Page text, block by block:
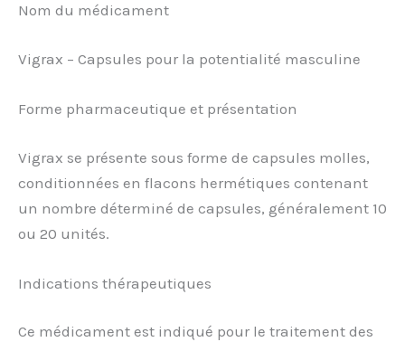
Nom du médicament
Vigrax – Capsules pour la potentialité masculine
Forme pharmaceutique et présentation
Vigrax se présente sous forme de capsules molles,
conditionnées en flacons hermétiques contenant
un nombre déterminé de capsules, généralement 10
ou 20 unités.
Indications thérapeutiques
Ce médicament est indiqué pour le traitement des